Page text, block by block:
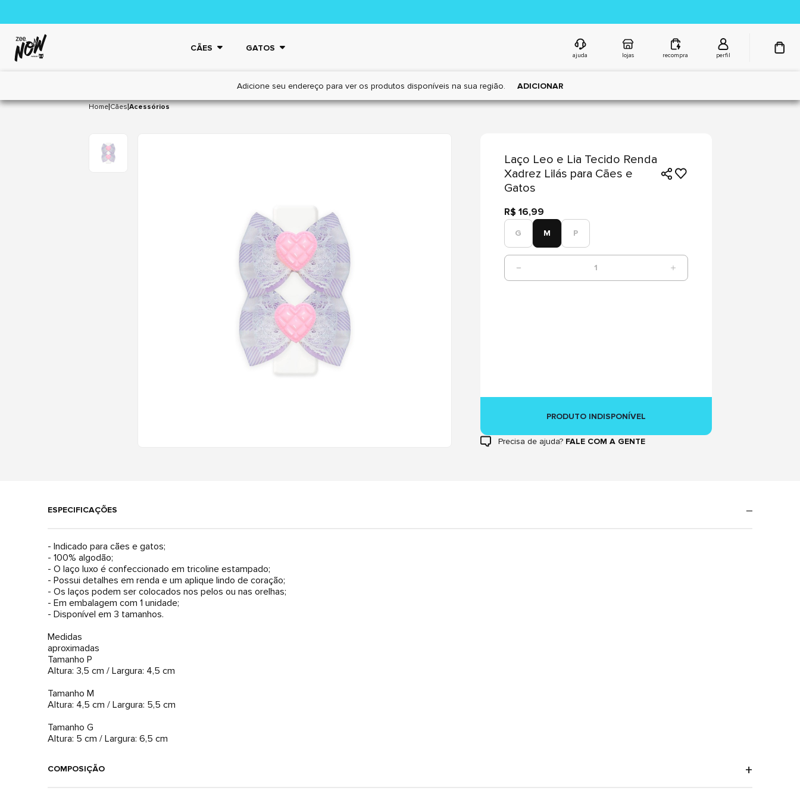
CÃES GATOS
ajuda lojas recompra perfil
Adicione seu endereço para ver os produtos disponíveis na sua região. ADICIONAR
Home|Cães|Acessórios
Laço Leo e Lia Tecido Renda
Xadrez Lilás para Cães e
Gatos
R$ 16,99
G M P
1
PRODUTO INDISPONÍVEL
Precisa de ajuda? FALE COM A GENTE
ESPECIFICAÇÕES
- Indicado para cães e gatos;
- 100% algodão;
- O laço luxo é confeccionado em tricoline estampado;
- Possui detalhes em renda e um aplique lindo de coração;
- Os laços podem ser colocados nos pelos ou nas orelhas;
- Em embalagem com 1 unidade;
- Disponível em 3 tamanhos.
Medidas
aproximadas
Tamanho P
Altura: 3,5 cm / Largura: 4,5 cm
Tamanho M
Altura: 4,5 cm / Largura: 5,5 cm
Tamanho G
Altura: 5 cm / Largura: 6,5 cm
COMPOSIÇÃO